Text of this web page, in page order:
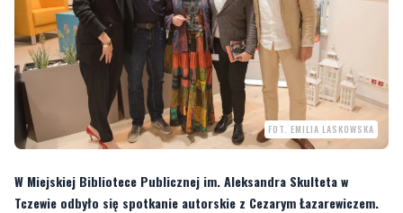
FOT. EMILIA LASKOWSKA
W Miejskiej Bibliotece Publicznej im. Aleksandra Skulteta w
Tczewie odbyło się spotkanie autorskie z Cezarym Łazarewiczem.
zainteresowanych literaturą faktu.
W sobotę 13 września 2025 roku, wMiejskiej Bibliotece Publicznej